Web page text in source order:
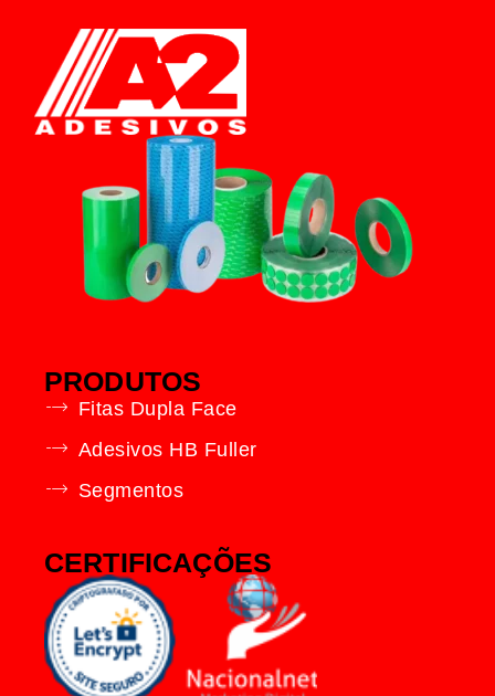
PRODUTOS
Fitas Dupla Face
Adesivos HB Fuller
Segmentos
CERTIFICAÇÕES